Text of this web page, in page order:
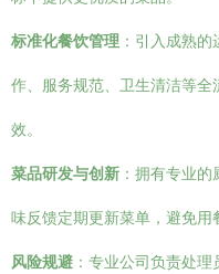
标准化餐饮管理 ：引入成熟
作、服务规范、卫生清洁等
效。
菜品研发与创新 ：拥有专业
味反馈定期更新菜单，避免用
风险规避 ：专业公司负责处